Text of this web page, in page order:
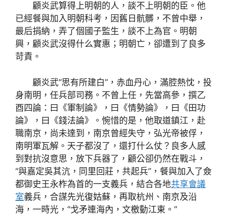
顧炎武算得上明朝的人，談不上明朝的臣。他
已經餐與加入明朝科考，因舊日骯髒，不曾中舉，
最后捐納，弄了個國子監生，談不上為官。明朝
興，顧炎武沒得什么實惠；明朝亡，卻遭到了良多
苛責。
顧炎武“思有所建白”，赤血丹心，滿腔熱忱，投
身南明，任兵部司務。不曾上任，先當高參，撰乙
酉四論：曰《軍制論》，曰《情勢論》，曰《田功
論》，曰《錢法論》。惋惜的是，他取道鎮江，赴
職南京，尚未達到，南京曾經失守，弘光帝被俘，
南明軍瓦解。天子都沒了，還打什么仗？良多人感
到對抗沒意思，放下兵器了，顧公卻仍然在戰斗，
“與嘉定吳其沆，同里回莊，共起兵”，餐與加入了僉
都御史王永柞為首的一支義兵，結合各地共享會議
室義兵，合謀先光復姑蘇，再取杭州、南京及沿
海，一時光，“戈矛連海內，文檄動江東。”